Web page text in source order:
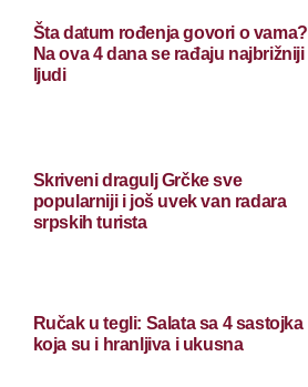
Šta datum rođenja govori o vama?
Na ova 4 dana se rađaju najbrižniji
ljudi
Skriveni dragulj Grčke sve
popularniji i još uvek van radara
srpskih turista
Ručak u tegli: Salata sa 4 sastojka
koja su i hranljiva i ukusna